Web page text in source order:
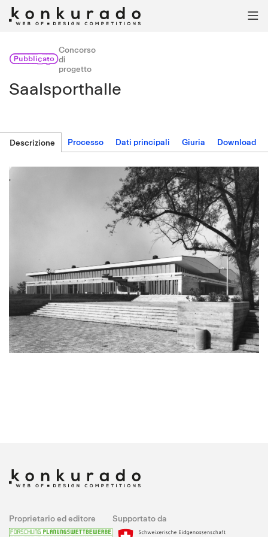

Pubblicato
Concorso
di
progetto
Saalsporthalle
Descrizione Processo Dati principali Giuria Download
Proprietario ed editore Supportato da